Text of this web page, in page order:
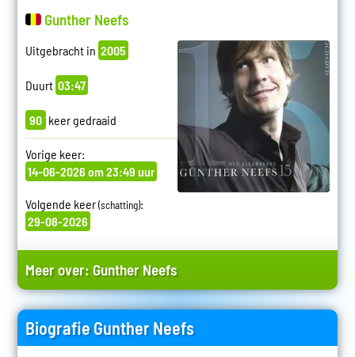
Gunther Neefs
Uitgebracht in 2005
Duurt 03:47
90 keer gedraaid
Vorige keer:
14-06-2026 om 23:49 uur
Volgende keer(schatting):
29-08-2026
Meer over: Gunther Neefs
Biografie Gunther Neefs